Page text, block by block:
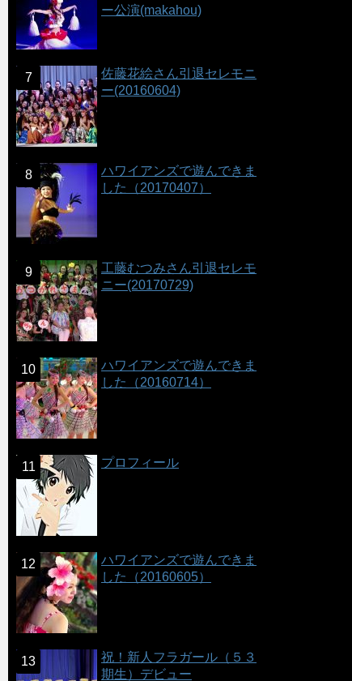
ー公演(makahou)
佐藤花絵さん引退セレモニ
ー(20160604)
ハワイアンズで遊んできま
した（20170407）
工藤むつみさん引退セレモ
ニー(20170729)
ハワイアンズで遊んできま
した（20160714）
プロフィール
ハワイアンズで遊んできま
した（20160605）
祝！新人フラガール（５３
期生）デビュー